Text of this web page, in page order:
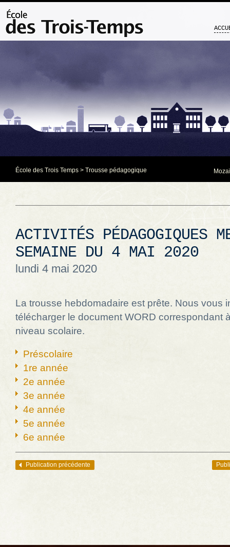
École des Trois Temps > Trousse pédagogique
ACTIVITÉS PÉDAGOGIQUES
SEMAINE DU 4 MAI 2020
lundi 4 mai 2020
La trousse hebdomadaire est prête. Nous vous
télécharger le document WORD correspondant
niveau scolaire.
Préscolaire
1re année
2e année
3e année
4e année
5e année
6e année
Navigation des articles
Publication précédente